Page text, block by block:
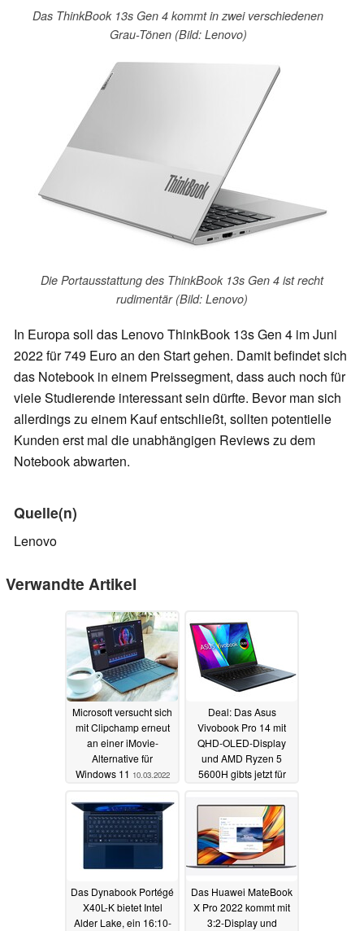
Das ThinkBook 13s Gen 4 kommt in zwei verschiedenen
Grau-Tönen (Bild: Lenovo)
Die Portausstattung des ThinkBook 13s Gen 4 ist recht
rudimentär (Bild: Lenovo)
In Europa soll das Lenovo ThinkBook 13s Gen 4 im Juni
2022 für 749 Euro an den Start gehen. Damit befindet sich
das Notebook in einem Preissegment, dass auch noch für
viele Studierende interessant sein dürfte. Bevor man sich
allerdings zu einem Kauf entschließt, sollten potentielle
Kunden erst mal die unabhängigen Reviews zu dem
Notebook abwarten.
Quelle(n)
Lenovo
Verwandte Artikel
Microsoft versucht sich
mit Clipchamp erneut
an einer iMovie-
Alternative für
Windows 11 10.03.2022
Deal: Das Asus
Vivobook Pro 14 mit
QHD-OLED-Display
und AMD Ryzen 5
5600H gibts jetzt für
Das Dynabook Portégé
X40L-K bietet Intel
Alder Lake, ein 16:10-
Das Huawei MateBook
X Pro 2022 kommt mit
3:2-Display und